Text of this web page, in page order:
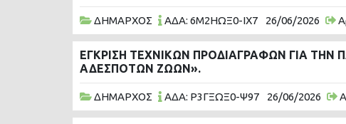
ΔΗΜΑΡΧΟΣ ΑΔΑ: 6Μ2ΗΩΞ0-ΙΧ7 26/06/2026
ΕΓΚΡΙΣΗ ΤΕΧΝΙΚΩΝ ΠΡΟΔΙΑΓΡΑΦΩΝ ΓΙΑ
ΑΔΕΣΠΟΤΩΝ ΖΩΩΝ».
ΔΗΜΑΡΧΟΣ ΑΔΑ: Ρ3ΓΞΩΞ0-Ψ97 26/06/2026